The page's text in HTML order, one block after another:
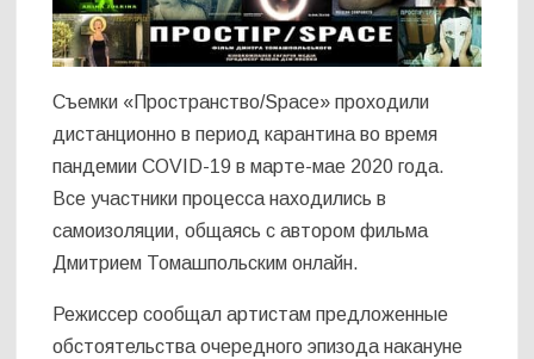
Съемки «Пространство/Space» проходили
дистанционно в период карантина во время
пандемии COVID-19 в марте-мае 2020 года.
Все участники процесса находились в
самоизоляции, общаясь с автором фильма
Дмитрием Томашпольским онлайн.
Режиссер сообщал артистам предложенные
обстоятельства очередного эпизода накануне